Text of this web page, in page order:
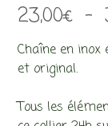
23,00€ –
Chaîne en
et original.
Tous les